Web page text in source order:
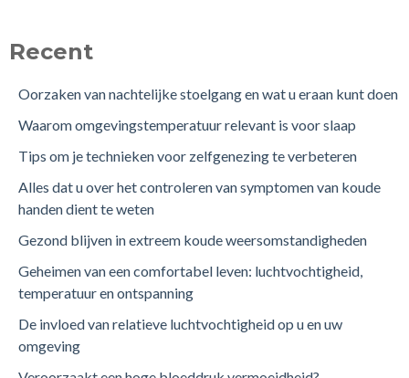
Recent
Oorzaken van nachtelijke stoelgang en wat u eraan kunt doen
Waarom omgevingstemperatuur relevant is voor slaap
Tips om je technieken voor zelfgenezing te verbeteren
Alles dat u over het controleren van symptomen van koude
handen dient te weten
Gezond blijven in extreem koude weersomstandigheden
Geheimen van een comfortabel leven: luchtvochtigheid,
temperatuur en ontspanning
De invloed van relatieve luchtvochtigheid op u en uw
omgeving